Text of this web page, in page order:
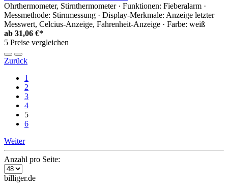
Ohrthermometer, Stirnthermometer · Funktionen: Fieberalarm ·
Messmethode: Stirnmessung · Display-Merkmale: Anzeige letzter
Messwert, Celcius-Anzeige, Fahrenheit-Anzeige · Farbe: weiß
ab 31,06 €*
5 Preise vergleichen
Zurück
1
2
3
4
5
6
Weiter
Anzahl pro Seite:
billiger.de